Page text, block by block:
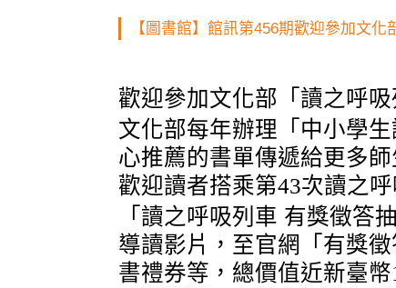
【圖書館】館訊第456期歡迎參加文
歡迎參加文化部「讀之呼吸
文化部每年辦理「中小學
心推薦的書單傳遞給更多
歡迎讀者搭乘第43次讀之
「讀之呼吸列車 有獎徵答
導讀影片，至官網「有獎徵
書禮券等，總價值近新臺幣